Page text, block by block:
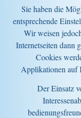
Sie haben die
entsprechende
Wir weisen
Internetseiten dann
Cookies
Applikationen auf
Der Einsatz